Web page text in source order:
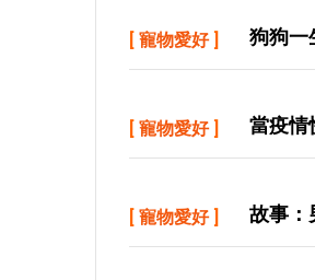
[ 寵物愛好] 狗狗一
[ 寵物愛好] 當疫情
[ 寵物愛好] 故事：